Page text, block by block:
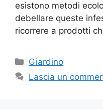
esistono metodi
debellare queste
ricorrere a prodotti
Categorie
Giardino
Lascia un